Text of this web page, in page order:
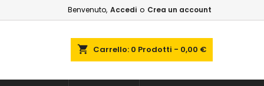
Benvenuto, Accedi o Crea un account
shopping_cart Carrello: 0 Prodotti - 0,00 €